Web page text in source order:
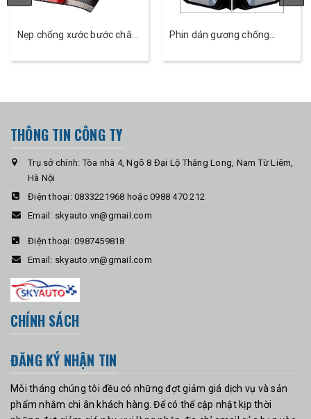
Nẹp chống xước bước chân
Phin dán gương chống
THÔNG TIN CÔNG TY
Trụ sở chính: Tòa nhà 4, Ngõ 8 Đại Lộ Thăng Long, Nam Từ Liêm,
Hà Nội
Điện thoại: 0833221968 hoặc 0988 470 212
Email: skyauto.vn@gmail.com
Điện thoại: 0987459818
Email: skyauto.vn@gmail.com
CHÍNH SÁCH
ĐĂNG KÝ NHẬN TIN
Mỗi tháng chúng tôi đều có những đợt giảm giá dịch vụ và sản
phẩm nhằm chi ân khách hàng. Để có thể cập nhật kịp thời